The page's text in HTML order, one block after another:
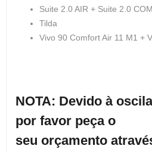
Suite 2.0 AIR + Suite 2.0
Tilda
Vivo 90 Comfort Air 11 M1 +
NOTA: Devido à
por favor peça o
seu orçamento